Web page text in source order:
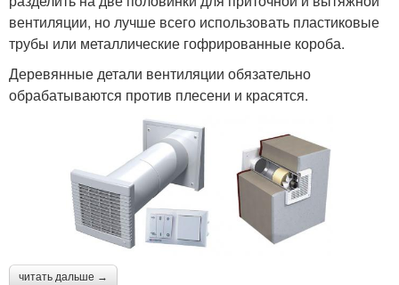
вентиляции, но лучше всего использовать пластиковые
трубы или металлические гофрированные короба.
Деревянные детали вентиляции обязательно
обрабатываются против плесени и красятся.
читать дальше →